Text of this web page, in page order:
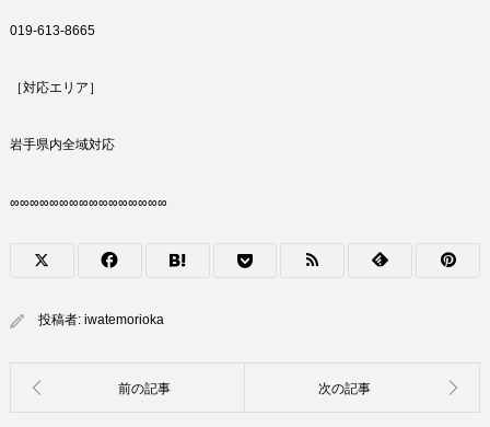
019-613-8665
［対応エリア］
岩手県内全域対応
∞∞∞∞∞∞∞∞∞∞∞∞∞∞∞∞
投稿者: iwatemorioka